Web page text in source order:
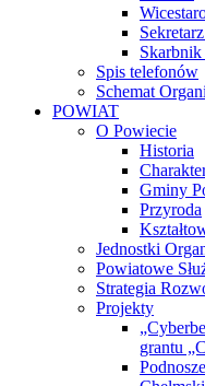
Spis telefonów
Schemat
POWIAT
O Powiecie
Historia
Gminy
Przyroda
Jednostki
Powiatowe
Strategia
Projekty
grantu